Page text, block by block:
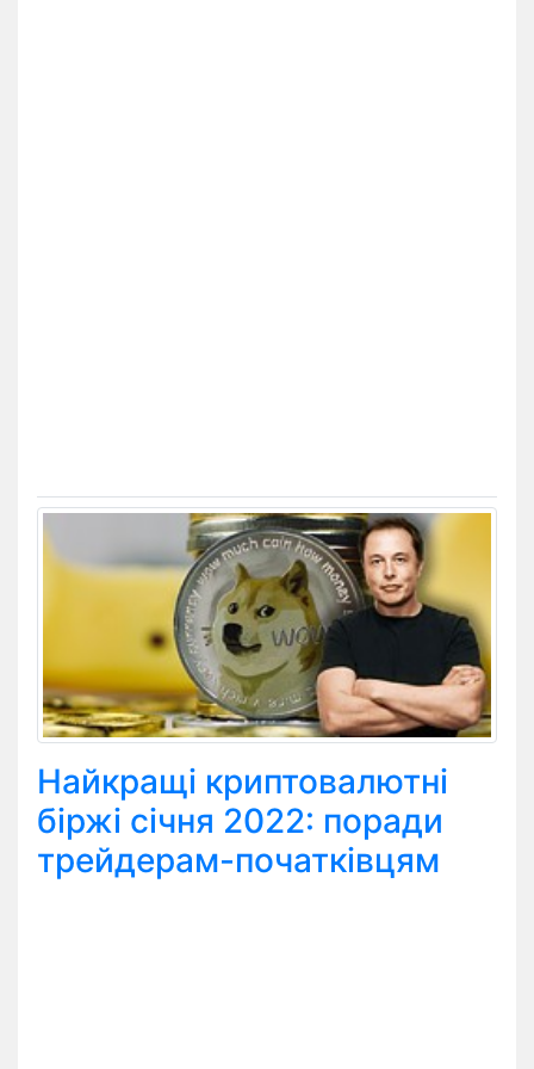
Найкращі криптовалютні
біржі січня 2022: поради
трейдерам-початківцям